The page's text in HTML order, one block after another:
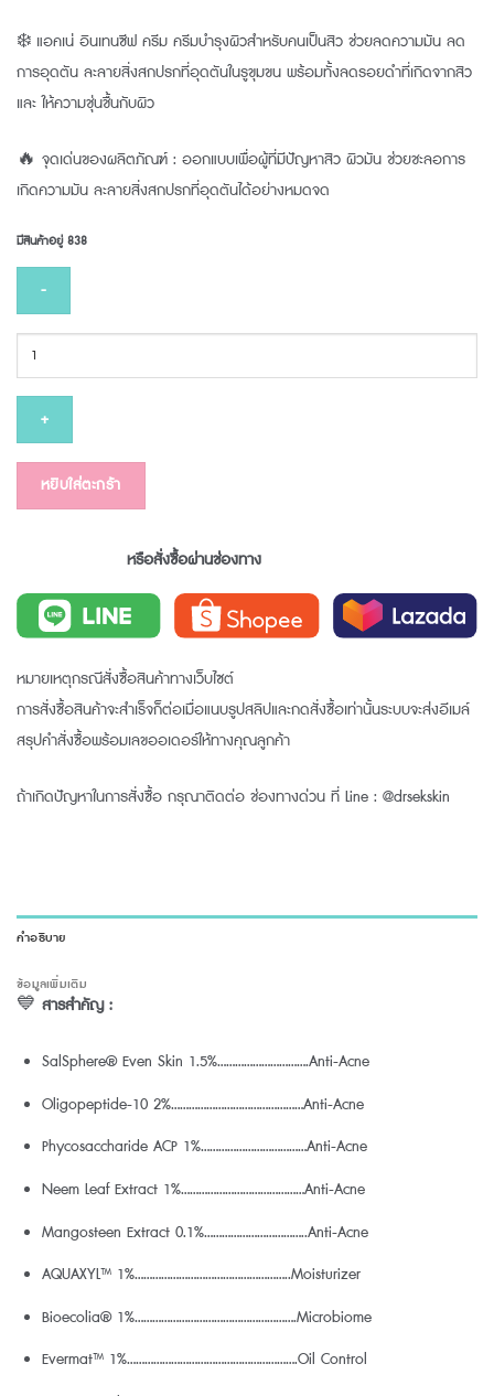
❄️ แอคเน่ อินเทนซีฟ ครีม ครีมบำรุงผิวสำหรับคนเป็นสิว ช่วยลดความมัน ลด
การอุดตัน ละลายสิ่งสกปรกที่อุดตันในรูขุมขน พร้อมทั้งลดรอยดำที่เกิดจากสิว
และ ให้ความชุ่นชื้นกับผิว
🔥 จุดเด่นของผลิตภัณฑ์ : ออกแบบเพื่อผู้ที่มีปัญหาสิว ผิวมัน ช่วยชะลอการ
เกิดความมัน ละลายสิ่งสกปรกที่อุดตันได้อย่างหมดจด
มีสินค้าอยู่ 838
จำนวน
DR.SEK
ACNE
INTENSIVE
g
หยิบใส่ตะกร้า
หรือสั่งซื้อผ่านช่องทาง
หมายเหตุกรณีสั่งซื้อสินค้าทางเว็บไซต์
การสั่งซื้อสินค้าจะสำเร็จก็ต่อเมื่อแนบรูปสลิปและกดสั่งซื้อเท่านั้นระบบจะส่งอีเมล์
สรุปคำสั่งซื้อพร้อมเลขออเดอร์ให้ทางคุณลูกค้า
ถ้าเกิดปัญหาในการสั่งซื้อ กรุณาติดต่อ ช่องทางด่วน ที่ Line : @drsekskin
คำอธิบาย
ข้อมูลเพิ่มเติม
💙 สารสำคัญ :
SalSphere® Even Skin 1.5%………………………….Anti-Acne
Oligopeptide-10 2%………………………………………Anti-Acne
Phycosaccharide ACP 1%………………………………Anti-Acne
Neem Leaf Extract 1%……………………………………Anti-Acne
Mangosteen Extract 0.1%……………………………..Anti-Acne
AQUAXYL™ 1%……………………………………………..Moisturizer
Bioecolia® 1%……………………………………………….Microbiome
Evermat™ 1%………………………………………………….Oil Control